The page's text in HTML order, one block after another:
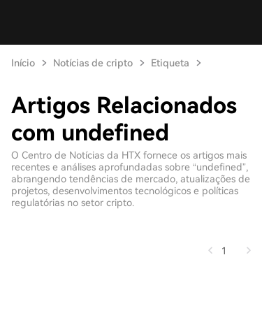
Início Notícias de cripto Etiqueta
Artigos Relacionados
com undefined
O Centro de Notícias da HTX fornece os artigos mais
recentes e análises aprofundadas sobre “undefined”,
abrangendo tendências de mercado, atualizações de
projetos, desenvolvimentos tecnológicos e políticas
regulatórias no setor cripto.
1